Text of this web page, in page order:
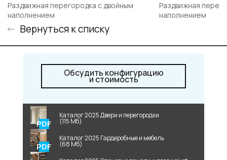
Раздвижная перегородка с двойным
наполнением
Раздвижная
наполнением
Вернуться к списку
Обсудить конфигурацию
и стоимость
Каталог 2025 Двери и перегородки
(115 Мб)
Каталог 2025 Гардеробные и мебель
(68 Мб)